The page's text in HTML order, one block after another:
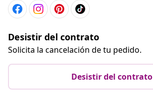
Desistir del contrato
Solicita la cancelación de tu pedido.
Desistir del contrato